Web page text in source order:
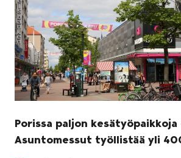
Porissa paljon kesätyöpaikkoja
Asuntomessut työllistää yli